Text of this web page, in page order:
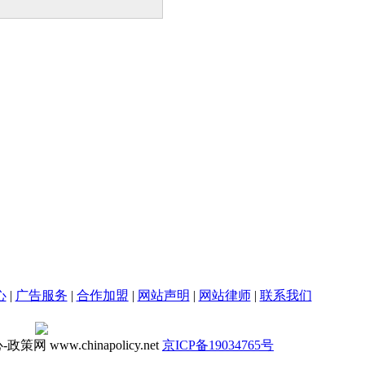
| 广告服务 | 合作加盟 | 网站声明 | 网站律师| 联系我们
策网 www.chinapolicy.net 京ICP备19034765号